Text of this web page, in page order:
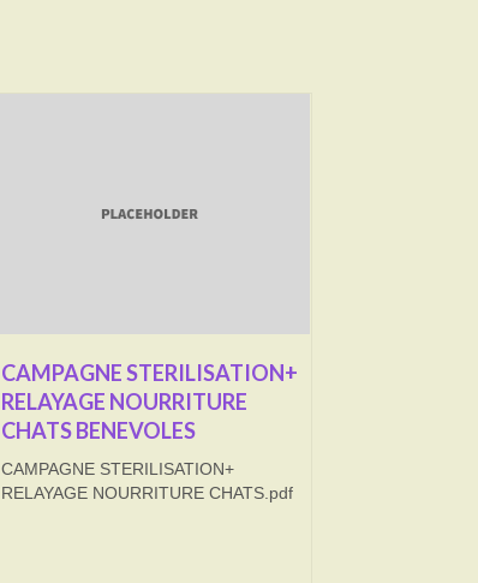
CAMPAGNE STERILISATION+
RELAYAGE NOURRITURE
CHATS BENEVOLES
CAMPAGNE STERILISATION+
RELAYAGE NOURRITURE CHATS.pdf